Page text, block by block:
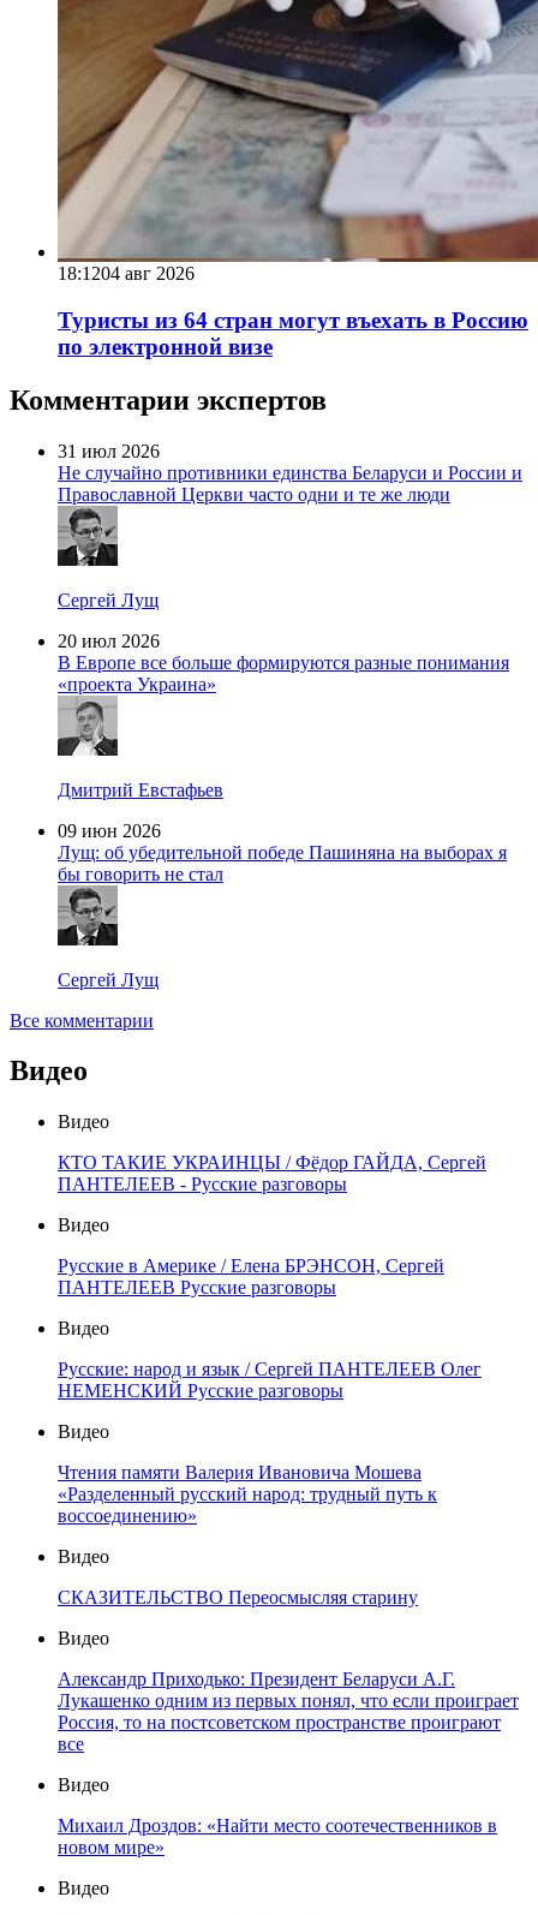
18:1204 авг 2026
Туристы из 64 стран могут въехать в Россию
по электронной визе
Комментарии экспертов
31 июл 2026
Не случайно противники единства Беларуси и России и
Православной Церкви часто одни и те же люди
Сергей Лущ
20 июл 2026
В Европе все больше формируются разные понимания
«проекта Украина»
Дмитрий Евстафьев
09 июн 2026
Лущ: об убедительной победе Пашиняна на выборах я
бы говорить не стал
Сергей Лущ
Все комментарии
Видео
Видео
КТО ТАКИЕ УКРАИНЦЫ / Фёдор ГАЙДА, Сергей
ПАНТЕЛЕЕВ - Русские разговоры
Видео
Русские в Америке / Елена БРЭНСОН, Сергей
ПАНТЕЛЕЕВ Русские разговоры
Видео
Русские: народ и язык / Сергей ПАНТЕЛЕЕВ Олег
НЕМЕНСКИЙ Русские разговоры
Видео
Чтения памяти Валерия Ивановича Мошева
«Разделенный русский народ: трудный путь к
воссоединению»
Видео
СКАЗИТЕЛЬСТВО Переосмысляя старину
Видео
Александр Приходько: Президент Беларуси А.Г.
Лукашенко одним из первых понял, что если проиграет
Россия, то на постсоветском пространстве проиграют
все
Видео
Михаил Дроздов: «Найти место соотечественников в
новом мире»
Видео